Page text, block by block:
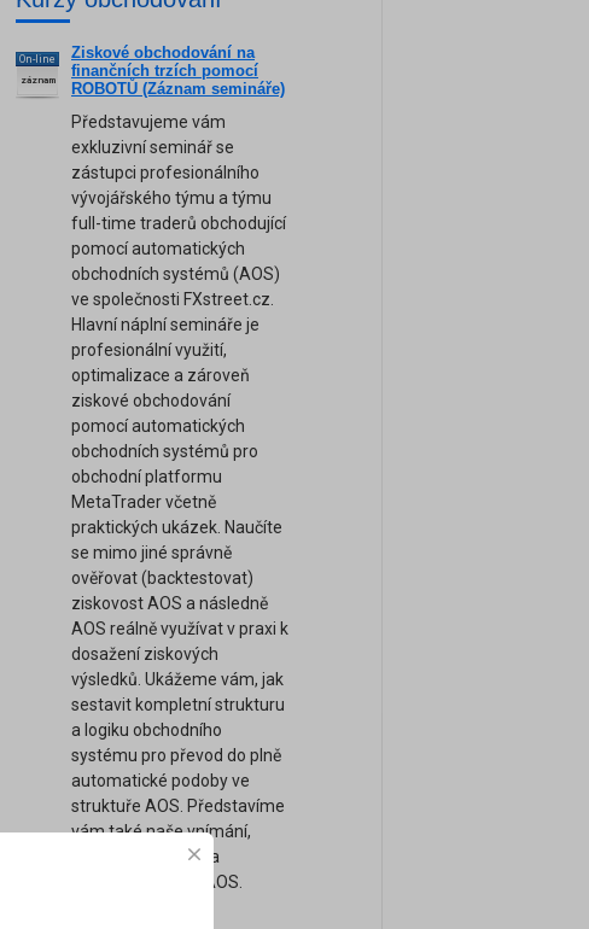
On-line
záznam
Ziskové obchodování na
finančních trzích pomocí
ROBOTŮ (Záznam semináře)
Představujeme vám
exkluzivní seminář se
zástupci profesionálního
vývojářského týmu a týmu
full-time traderů obchodující
pomocí automatických
obchodních systémů (AOS)
ve společnosti FXstreet.cz.
Hlavní náplní semináře je
profesionální využití,
optimalizace a zároveň
ziskové obchodování
pomocí automatických
obchodních systémů pro
obchodní platformu
MetaTrader včetně
praktických ukázek. Naučíte
se mimo jiné správně
ověřovat (backtestovat)
ziskovost AOS a následně
AOS reálně využívat v praxi k
dosažení ziskových
výsledků. Ukážeme vám, jak
sestavit kompletní strukturu
a logiku obchodního
systému pro převod do plně
automatické podoby ve
struktuře AOS. Představíme
vám také naše vnímání,
obchodní přístupy a
strategie pomocí AOS.